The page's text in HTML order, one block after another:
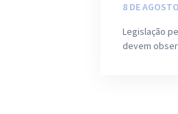
8 DE
Legislação
devem